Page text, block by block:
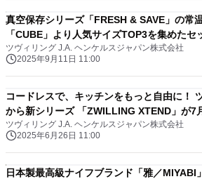
真空保存シリーズ「FRESH & SAVE」の常
「CUBE」より人気サイズTOP3を集めた
ツヴィリング J.A. ヘンケルスジャパン株式会社
2025年9月11日 11:00
コードレスで、キッチンをもっと自由に！
から新シリーズ 「ZWILLING XTEND」が7
ツヴィリング J.A. ヘンケルスジャパン株式会社
2025年6月26日 11:00
日本製最高級ナイフブランド「雅／MIYABI